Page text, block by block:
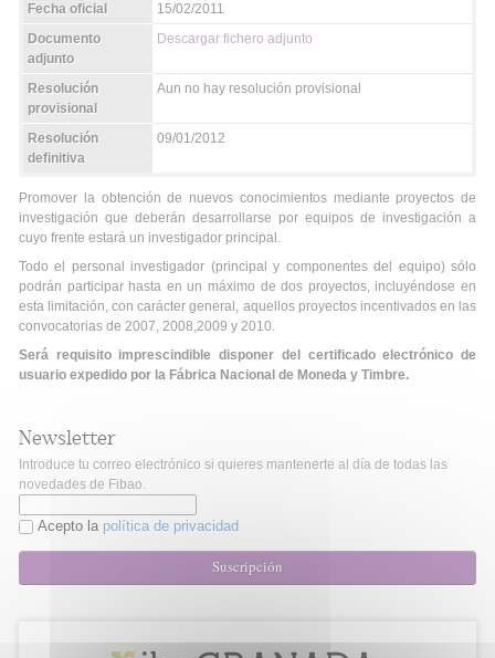
Fecha oficial
15/02/2011
Documento
adjunto
Descargar fichero adjunto
Resolución
provisional
Aun no hay resolución provisional
Resolución
definitiva
09/01/2012
Promover la obtención de nuevos conocimientos mediante proyectos de
investigación que deberán desarrollarse por equipos de investigación a
cuyo frente estará un investigador principal.
Todo el personal investigador (principal y componentes del equipo) sólo
podrán participar hasta en un máximo de dos proyectos, incluyéndose en
esta limitación, con carácter general, aquellos proyectos incentivados en las
convocatorias de 2007, 2008,2009 y 2010.
Será requisito imprescindible disponer del certificado electrónico de
usuario expedido por la Fábrica Nacional de Moneda y Timbre.
Newsletter
Introduce tu correo electrónico si quieres mantenerte al día de todas las
novedades de Fibao.
Acepto la política de privacidad
Suscripción